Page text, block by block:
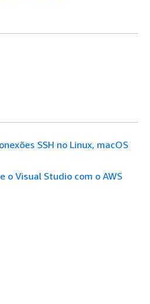
SSH no Linux, macOS
o Visual Studio com o AWS